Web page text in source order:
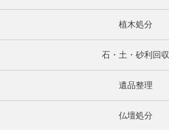
植木処分
石・土・砂利回収
遺品整理
仏壇処分